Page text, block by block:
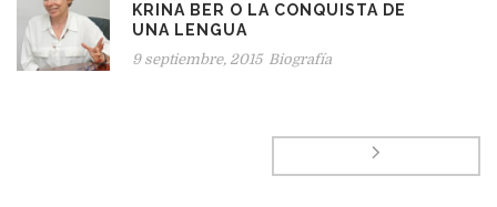
KRINA BER O LA CONQUISTA DE
UNA LENGUA
9 septiembre, 2015 Biografía